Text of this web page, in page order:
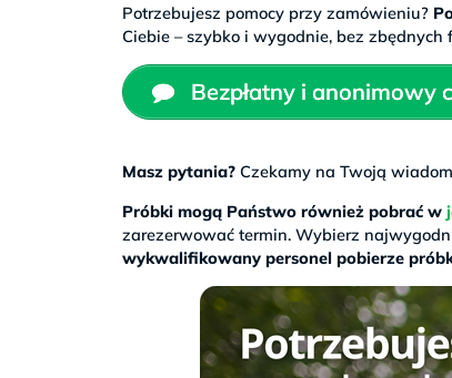
Potrzebujesz pomocy przy zamówieniu?
Ciebie – szybko i wygodnie, bez zbędnych
Bezpłatny i anonimowy
Masz pytania?Czekamy na Twoją
Próbki mogą Państwo również pobrać w
zarezerwować termin. Wybierz
wykwalifikowany personel pobierze